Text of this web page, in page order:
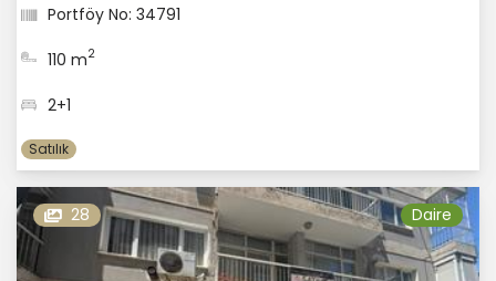
Portföy No: 34791
110 m2
2+1
Satılık
28 Daire